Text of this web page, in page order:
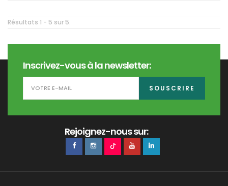
Résultats 1 - 5 sur 5.
Inscrivez-vous à la newsletter:
SOUSCRIRE
Rejoignez-nous sur: